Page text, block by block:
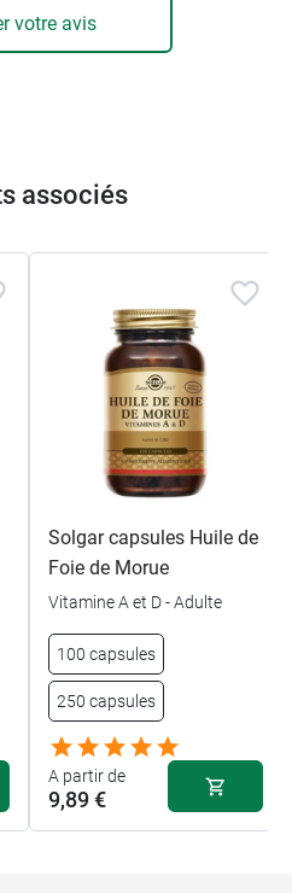
votre avis
associés
Solgar capsules Huile de
Foie de Morue
Vitamine A et D - Adulte
100 capsules
250 capsules
A partir de
9,89 €